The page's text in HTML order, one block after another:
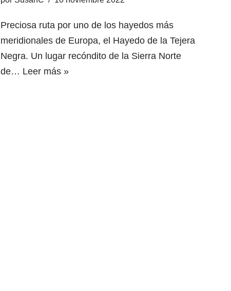
Preciosa ruta por uno de los hayedos más
meridionales de Europa, el Hayedo de la Tejera
Negra. Un lugar recóndito de la Sierra Norte
de… Leer más »